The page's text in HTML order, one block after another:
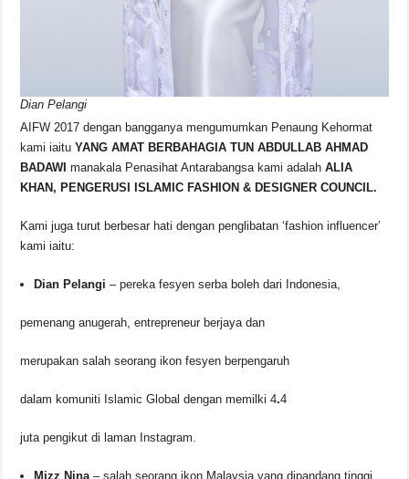
Dian Pelangi
AIFW 2017 dengan bangganya mengumumkan Penaung Kehormat
kami iaituYANG AMAT BERBAHAGIA TUN ABDULLAB AHMAD
BADAWImanakala Penasihat Antarabangsa kami adalahALIA
KHAN, PENGERUSI ISLAMIC FASHION & DESIGNER COUNCIL.
Kami juga turut berbesar hati dengan penglibatan ‘fashion influencer’
kami iaitu:
Dian Pelangi– pereka fesyen serba boleh dari Indonesia,
pemenang anugerah, entrepreneur berjaya dan
merupakan salah seorang ikon fesyen berpengaruh
dalam komuniti Islamic Global dengan memilki 4.4
juta pengikut di laman Instagram.
Mizz Nina– salah seorang ikon Malaysia yang dipandang tinggi